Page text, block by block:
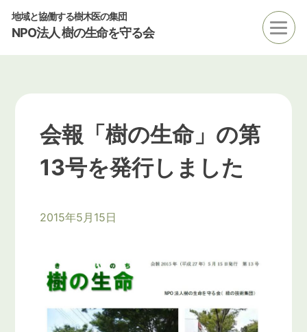
地域と協働する樹木医の集団
NPO法人 樹の生命を守る会
会報「樹の生命」の第
13号を発行しました
2015年5月15日